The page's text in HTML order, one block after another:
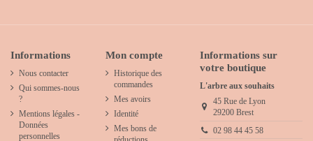
Informations
Nous contacter
Qui sommes-nous
?
Mentions légales -
Données
personnelles
Mon compte
Historique des
commandes
Mes avoirs
Identité
Mes bons de
Informations sur
votre boutique
L'arbre aux souhaits
45 Rue de Lyon
29200 Brest
02 98 44 45 58